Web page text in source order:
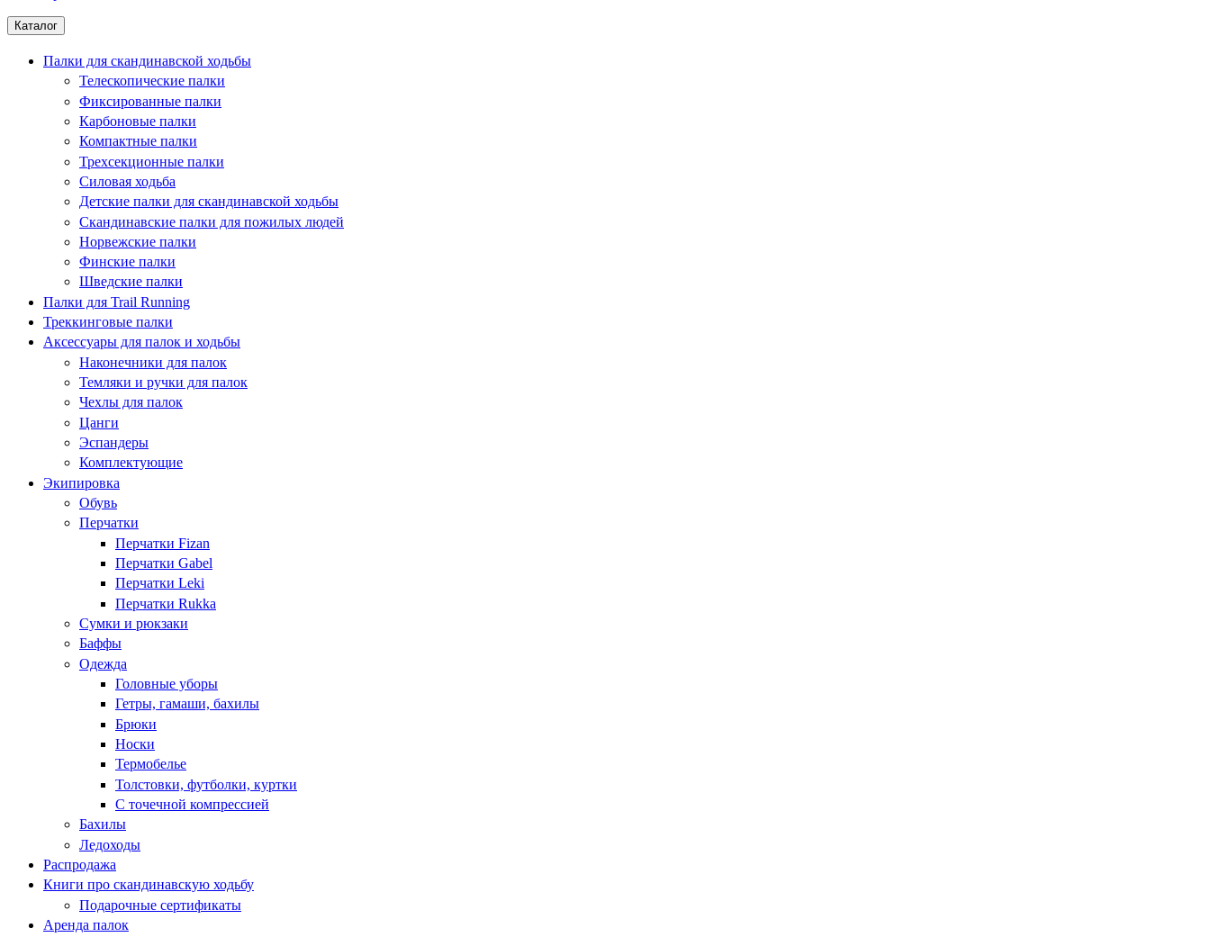
Каталог
Палки для скандинавской ходьбы
Телескопические палки
Фиксированные палки
Карбоновые палки
Компактные палки
Трехсекционные палки
Силовая ходьба
Детские палки для скандинавской ходьбы
Скандинавские палки для пожилых людей
Норвежские палки
Финские палки
Шведские палки
Палки для Trail Running
Треккинговые палки
Аксессуары для палок и ходьбы
Наконечники для палок
Темляки и ручки для палок
Чехлы для палок
Цанги
Эспандеры
Комплектующие
Экипировка
Обувь
Перчатки
Перчатки Fizan
Перчатки Gabel
Перчатки Leki
Перчатки Rukka
Сумки и рюкзаки
Баффы
Одежда
Головные уборы
Гетры, гамаши, бахилы
Брюки
Носки
Термобелье
Толстовки, футболки, куртки
С точечной компрессией
Бахилы
Ледоходы
Распродажа
Книги про скандинавскую ходьбу
Подарочные сертификаты
Аренда палок